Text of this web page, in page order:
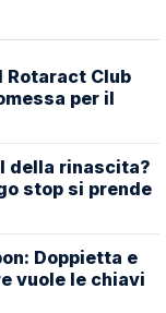
Rotaract Club
per il
della rinascita?
stop si prende
Doppietta e
vuole le chiavi